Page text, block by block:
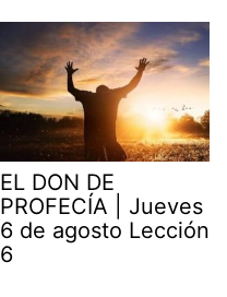
EL DON DE
PROFECÍA | Jueves
6 de agosto Lección
6